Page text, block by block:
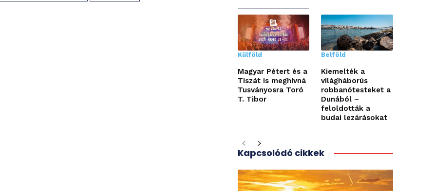
Külföld
Magyar Pétert és a
Tiszát is meghívná
Tusványosra Toró
T. Tibor
Belföld
Kiemelték a
világháborús
robbanótesteket a
Dunából –
feloldották a
budai lezárásokat
Kapcsolódó cikkek